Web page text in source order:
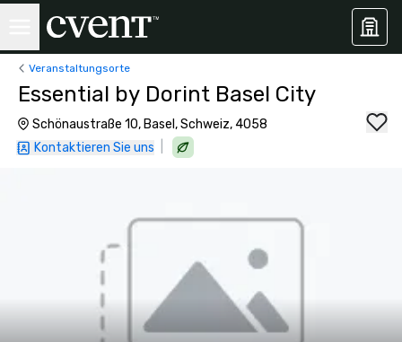
Veranstaltungsorte
Essential by Dorint Basel City
Schönaustraße 10, Basel, Schweiz, 4058
Kontaktieren Sie uns